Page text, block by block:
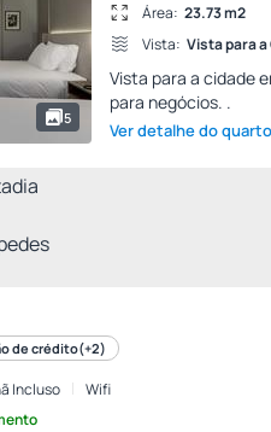
5
Área: 23.73 m2
Vista: Vista para a
Vista para a cidade
para negócios. .
Ver detalhe do quarto
de crédito(+2)
Incluso
Wifi